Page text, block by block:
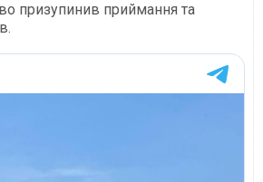
призупинив приймання та